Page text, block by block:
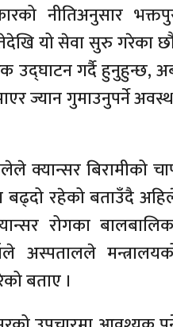
नीतिअनुसार
यो सेवा सुरु गरेका
उद्घाटन गर्दै हुनुहुन्छ,
ज्यान गुमाउनुपर्ने
क्यान्सर बिरामीको
बढ्दो रहेको बताउँदै
रोगका
अस्पतालले
बताए ।